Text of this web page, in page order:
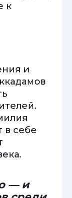
к
и
в себе
— и